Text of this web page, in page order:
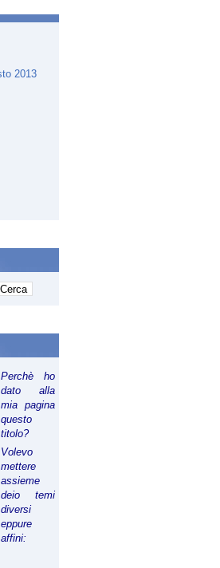
Perchè ho
dato alla
mia pagina
questo
titolo?
Volevo
mettere
assieme
deio temi
diversi
eppure
affini: